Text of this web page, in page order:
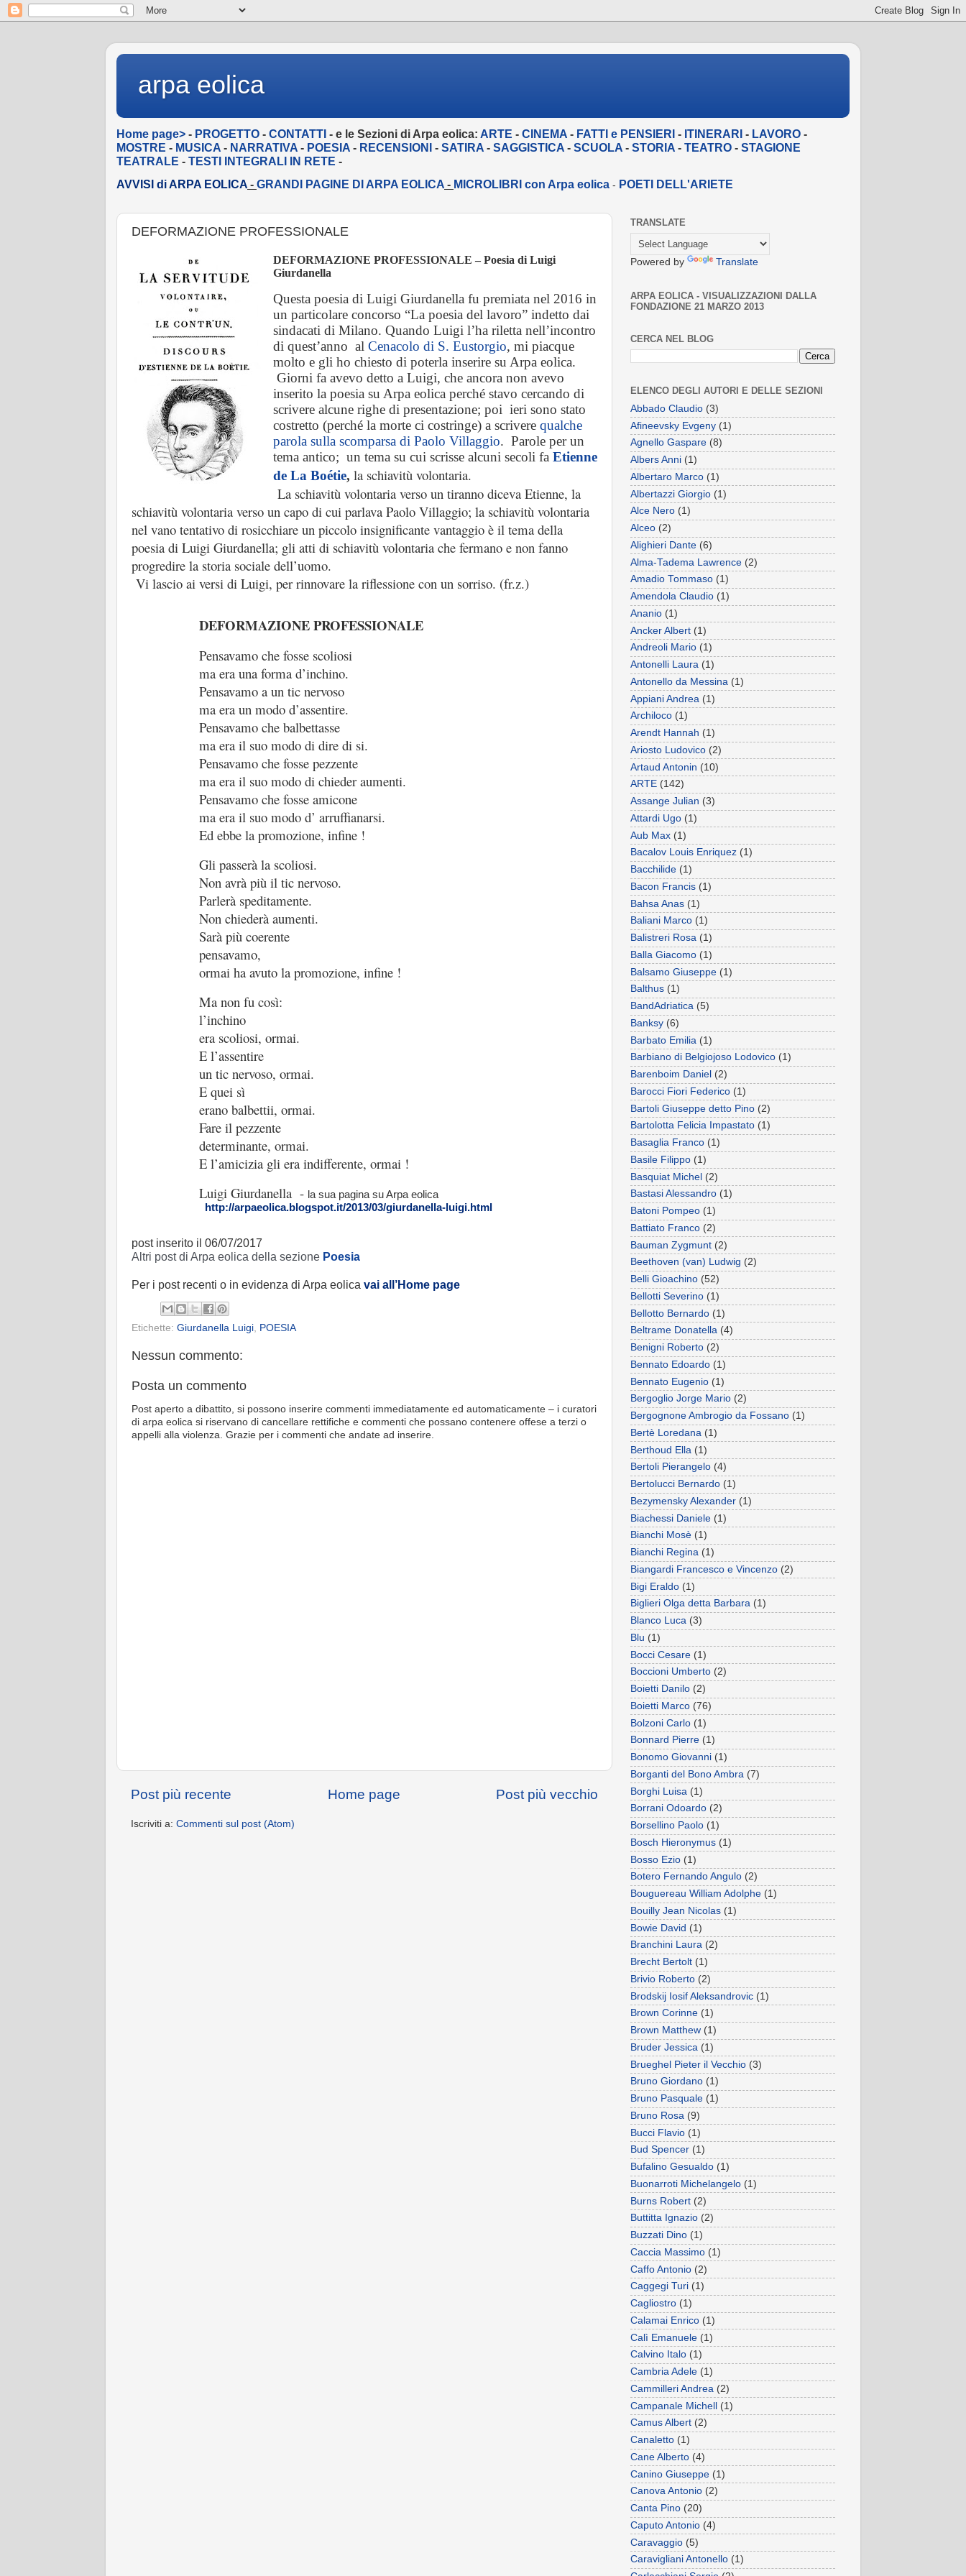
arpa eolica
Home page> - PROGETTO - CONTATTI - e le Sezioni di Arpa eolica: ARTE - CINEMA - FATTI e PENSIERI - ITINERARI - LAVORO -
MOSTRE - MUSICA - NARRATIVA - POESIA - RECENSIONI - SATIRA - SAGGISTICA - SCUOLA - STORIA - TEATRO - STAGIONE
TEATRALE - TESTI INTEGRALI IN RETE -
AVVISI di ARPA EOLICA - GRANDI PAGINE DI ARPA EOLICA - MICROLIBRI con Arpa eolica - POETI DELL'ARIETE
DEFORMAZIONE PROFESSIONALE
DEFORMAZIONE PROFESSIONALE – Poesia di Luigi
Giurdanella
Questa poesia di Luigi Giurdanella fu premiata nel 2016 in
un particolare concorso “La poesia del lavoro” indetto dai
sindacati di Milano. Quando Luigi l’ha riletta nell’incontro
di quest’anno al Cenacolo di S. Eustorgio, mi piacque
molto e gli ho chiesto di poterla inserire su Arpa eolica.
Giorni fa avevo detto a Luigi, che ancora non avevo
inserito la poesia su Arpa eolica perché stavo cercando di
scrivere alcune righe di presentazione; poi ieri sono stato
costretto (perché la morte ci costringe) a scrivere qualche
parola sulla scomparsa di Paolo Villaggio. Parole per un
tema antico; un tema su cui scrisse alcuni secoli fa Etienne
de La Boétie, la schiavitù volontaria.
La schiavitù volontaria verso un tiranno diceva Etienne, la
schiavitù volontaria verso un capo di cui parlava Paolo Villaggio; la schiavitù volontaria
nel vano tentativo di rosicchiare un piccolo insignificante vantaggio è il tema della
poesia di Luigi Giurdanella; gli atti di schiavitù volontaria che fermano e non fanno
progredire la storia sociale dell’uomo.
Vi lascio ai versi di Luigi, per rinnovare la riflessione con un sorriso. (fr.z.)
DEFORMAZIONE PROFESSIONALE
Pensavamo che fosse scoliosi
ma era una forma d’inchino.
Pensavamo a un tic nervoso
ma era un modo d’assentire.
Pensavamo che balbettasse
ma era il suo modo di dire di si.
Pensavamo che fosse pezzente
ma era il suo modo di chieder aumenti.
Pensavamo che fosse amicone
ma era il suo modo d’ arruffianarsi.
Ed ebbe la promozione, infine !
Gli passerà la scoliosi.
Non avrà più il tic nervoso.
Parlerà speditamente.
Non chiederà aumenti.
Sarà più coerente
pensavamo,
ormai ha avuto la promozione, infine !
Ma non fu così:
l’inchino
era scoliosi, ormai.
E l’assentire
un tic nervoso, ormai.
E quei sì
erano balbettii, ormai.
Fare il pezzente
determinante, ormai.
E l’amicizia gli era indifferente, ormai !
Luigi Giurdanella - la sua pagina su Arpa eolica
http://arpaeolica.blogspot.it/2013/03/giurdanella-luigi.html
post inserito il 06/07/2017
Altri post di Arpa eolica della sezione Poesia
Per i post recenti o in evidenza di Arpa eolica vai all’Home page
Etichette: Giurdanella Luigi, POESIA
Nessun commento:
Posta un commento
Post aperto a dibattito, si possono inserire commenti immediatamente ed automaticamente – i curatori
di arpa eolica si riservano di cancellare rettifiche e commenti che possano contenere offese a terzi o
appelli alla violenza. Grazie per i commenti che andate ad inserire.
Post più recente Post più vecchio
Home page
Iscriviti a: Commenti sul post (Atom)
TRANSLATE
Powered by Translate
ARPA EOLICA - VISUALIZZAZIONI DALLA
FONDAZIONE 21 MARZO 2013
CERCA NEL BLOG
ELENCO DEGLI AUTORI E DELLE SEZIONI
Abbado Claudio (3)
Afineevsky Evgeny (1)
Agnello Gaspare (8)
Albers Anni (1)
Albertaro Marco (1)
Albertazzi Giorgio (1)
Alce Nero (1)
Alceo (2)
Alighieri Dante (6)
Alma-Tadema Lawrence (2)
Amadio Tommaso (1)
Amendola Claudio (1)
Ananio (1)
Ancker Albert (1)
Andreoli Mario (1)
Antonelli Laura (1)
Antonello da Messina (1)
Appiani Andrea (1)
Archiloco (1)
Arendt Hannah (1)
Ariosto Ludovico (2)
Artaud Antonin (10)
ARTE (142)
Assange Julian (3)
Attardi Ugo (1)
Aub Max (1)
Bacalov Louis Enriquez (1)
Bacchilide (1)
Bacon Francis (1)
Bahsa Anas (1)
Baliani Marco (1)
Balistreri Rosa (1)
Balla Giacomo (1)
Balsamo Giuseppe (1)
Balthus (1)
BandAdriatica (5)
Banksy (6)
Barbato Emilia (1)
Barbiano di Belgiojoso Lodovico (1)
Barenboim Daniel (2)
Barocci Fiori Federico (1)
Bartoli Giuseppe detto Pino (2)
Bartolotta Felicia Impastato (1)
Basaglia Franco (1)
Basile Filippo (1)
Basquiat Michel (2)
Bastasi Alessandro (1)
Batoni Pompeo (1)
Battiato Franco (2)
Bauman Zygmunt (2)
Beethoven (van) Ludwig (2)
Belli Gioachino (52)
Bellotti Severino (1)
Bellotto Bernardo (1)
Beltrame Donatella (4)
Benigni Roberto (2)
Bennato Edoardo (1)
Bennato Eugenio (1)
Bergoglio Jorge Mario (2)
Bergognone Ambrogio da Fossano (1)
Bertè Loredana (1)
Berthoud Ella (1)
Bertoli Pierangelo (4)
Bertolucci Bernardo (1)
Bezymensky Alexander (1)
Biachessi Daniele (1)
Bianchi Mosè (1)
Bianchi Regina (1)
Biangardi Francesco e Vincenzo (2)
Bigi Eraldo (1)
Biglieri Olga detta Barbara (1)
Blanco Luca (3)
Blu (1)
Bocci Cesare (1)
Boccioni Umberto (2)
Boietti Danilo (2)
Boietti Marco (76)
Bolzoni Carlo (1)
Bonnard Pierre (1)
Bonomo Giovanni (1)
Borganti del Bono Ambra (7)
Borghi Luisa (1)
Borrani Odoardo (2)
Borsellino Paolo (1)
Bosch Hieronymus (1)
Bosso Ezio (1)
Botero Fernando Angulo (2)
Bouguereau William Adolphe (1)
Bouilly Jean Nicolas (1)
Bowie David (1)
Branchini Laura (2)
Brecht Bertolt (1)
Brivio Roberto (2)
Brodskij Iosif Aleksandrovic (1)
Brown Corinne (1)
Brown Matthew (1)
Bruder Jessica (1)
Brueghel Pieter il Vecchio (3)
Bruno Giordano (1)
Bruno Pasquale (1)
Bruno Rosa (9)
Bucci Flavio (1)
Bud Spencer (1)
Bufalino Gesualdo (1)
Buonarroti Michelangelo (1)
Burns Robert (2)
Buttitta Ignazio (2)
Buzzati Dino (1)
Caccia Massimo (1)
Caffo Antonio (2)
Caggegi Turi (1)
Cagliostro (1)
Calamai Enrico (1)
Calì Emanuele (1)
Calvino Italo (1)
Cambria Adele (1)
Cammilleri Andrea (2)
Campanale Michell (1)
Camus Albert (2)
Canaletto (1)
Cane Alberto (4)
Canino Giuseppe (1)
Canova Antonio (2)
Canta Pino (20)
Caputo Antonio (4)
Caravaggio (5)
Caravigliani Antonello (1)